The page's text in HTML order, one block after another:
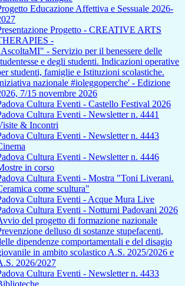
Educazione Affettiva e Sessuale 2026-
Progetto - CREATIVE ARTS
-
- Servizio per il benessere delle
e degli studenti. Indicazioni operative
studenti, famiglie e Istituzioni scolastiche.
nazionale #ioleggoperche' - Edizione
7/15 novembre 2026
Cultura Eventi - Castello Festival 2026
Cultura Eventi - Newsletter n. 4441
& Incontri
Cultura Eventi - Newsletter n. 4443
Cultura Eventi - Newsletter n. 4446
in corso
Cultura Eventi - Mostra "Toni Liverani.
come scultura"
Cultura Eventi - Acque Mura Live
Cultura Eventi - Notturni Padovani 2026
del progetto di formazione nazionale
delluso di sostanze stupefacenti,
dipendenze comportamentali e del disagio
in ambito scolastico A.S. 2025/2026 e
2026/2027
Cultura Eventi - Newsletter n. 4433